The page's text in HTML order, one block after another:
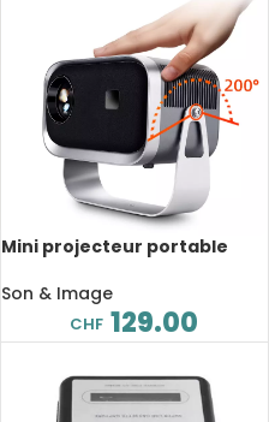
Mini projecteur portable
5’000 Lumens, avec
télécommande, Home
Cinéma
Son & Image
CHF 129.00